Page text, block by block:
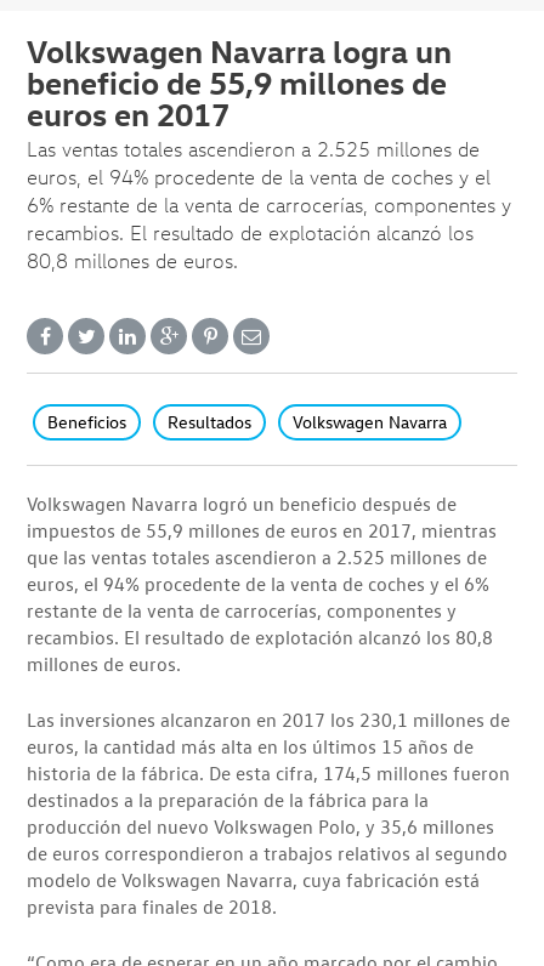
Volkswagen Navarra logra un
beneficio de 55,9 millones de
euros en 2017
Las ventas totales ascendieron a 2.525 millones de
euros, el 94% procedente de la venta de coches y el
6% restante de la venta de carrocerías, componentes y
recambios. El resultado de explotación alcanzó los
80,8 millones de euros.
Beneficios Resultados Volkswagen Navarra
Volkswagen Navarra logró un beneficio después de
impuestos de 55,9 millones de euros en 2017, mientras
que las ventas totales ascendieron a 2.525 millones de
euros, el 94% procedente de la venta de coches y el 6%
restante de la venta de carrocerías, componentes y
recambios. El resultado de explotación alcanzó los 80,8
millones de euros.
Las inversiones alcanzaron en 2017 los 230,1 millones de
euros, la cantidad más alta en los últimos 15 años de
historia de la fábrica. De esta cifra, 174,5 millones fueron
destinados a la preparación de la fábrica para la
producción del nuevo Volkswagen Polo, y 35,6 millones
de euros correspondieron a trabajos relativos al segundo
modelo de Volkswagen Navarra, cuya fabricación está
prevista para finales de 2018.